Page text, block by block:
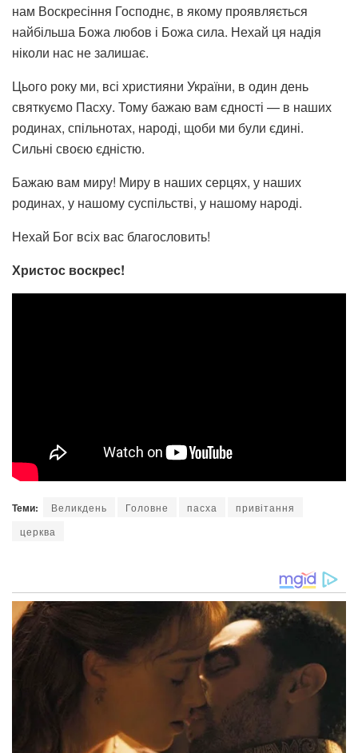
нам Воскресіння Господнє, в якому проявляється
найбільша Божа любов і Божа сила. Нехай ця надія
ніколи нас не залишає.
Цього року ми, всі християни України, в один день
святкуємо Пасху. Тому бажаю вам єдності — в наших
родинах, спільнотах, народі, щоби ми були єдині.
Сильні своєю єдністю.
Бажаю вам миру! Миру в наших серцях, у наших
родинах, у нашому суспільстві, у нашому народі.
Нехай Бог всіх вас благословить!
Христос воскрес!
Теми: Великдень Головне пасха
привітання
церква